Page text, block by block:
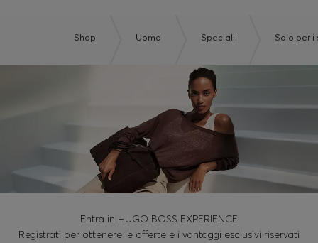
Shop Uomo Speciali Solo per i
Entra in HUGO BOSS EXPERIENCE
Registrati per ottenere le offerte e i vantaggi esclusivi riservati